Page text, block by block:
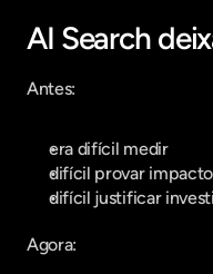
AI Search
Antes:
era difícil medir
difícil provar impacto
difícil justificar
Agora: